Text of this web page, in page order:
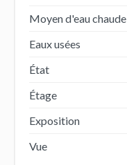
Moyen d'eau chaude
Eaux usées
État
Étage
Exposition
Vue